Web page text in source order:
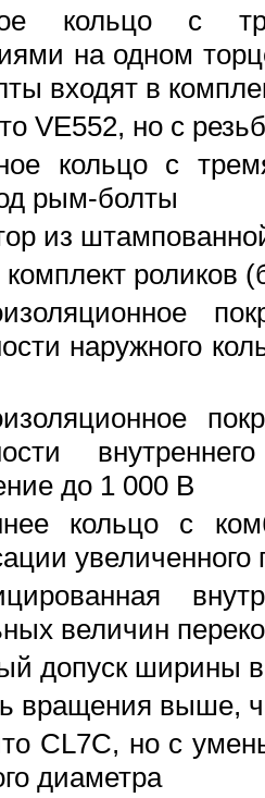
кольцо с
на одном
входят в
VE552, но с
кольцо с
рым-болты
из
роликов
наружного
до 1 000 В
кольцо с
увеличенного
величин
допуск ширины
вращения выше,
CL7C, но с
диаметра